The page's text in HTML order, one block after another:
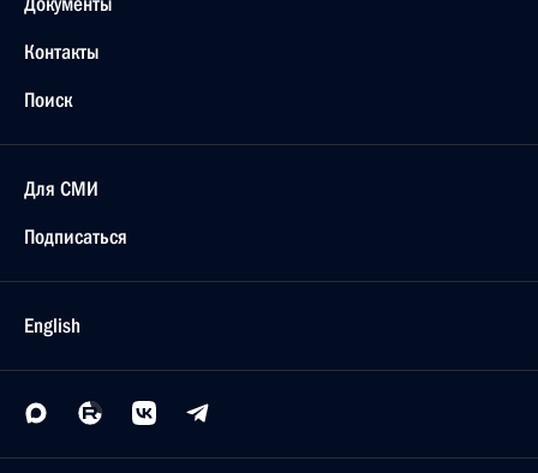
Москва, Кремль
26 декабря Президент примет участие
в неформальной встрече глав государств СНГ
25 декабря 2017 года, 15:45
25 декабря 2017 года, 15:10
Александр Беглов назначен полномочным
представителем Президента в Северо-Западном